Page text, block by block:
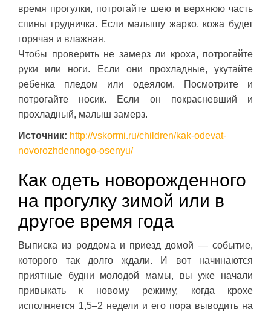
время прогулки, потрогайте шею и верхнюю часть
спины грудничка. Если малышу жарко, кожа будет
горячая и влажная.
Чтобы проверить не замерз ли кроха, потрогайте
руки или ноги. Если они прохладные, укутайте
ребенка пледом или одеялом. Посмотрите и
потрогайте носик. Если он покрасневший и
прохладный, малыш замерз.
Источник: http://vskormi.ru/children/kak-odevat-
novorozhdennogo-osenyu/
Как одеть новорожденного
на прогулку зимой или в
другое время года
Выписка из роддома и приезд домой — событие,
которого так долго ждали. И вот начинаются
приятные будни молодой мамы, вы уже начали
привыкать к новому режиму, когда крохе
исполняется 1,5–2 недели и его пора выводить на